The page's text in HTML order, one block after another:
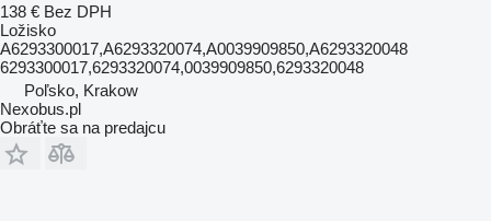
138 € Bez DPH
Ložisko
A6293300017,A6293320074,A0039909850,A6293320048
6293300017,6293320074,0039909850,6293320048
Poľsko, Krakow
Nexobus.pl
Obráťte sa na predajcu